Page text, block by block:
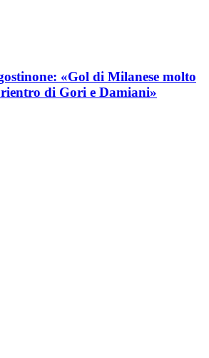
«Gol di Milanese molto
di Gori e Damiani»